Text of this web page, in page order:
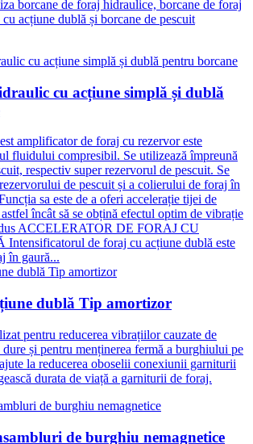
borcane de foraj hidraulice, borcane de foraj
acțiune dublă și borcane de pescuit
cu acțiune simplă și dublă
amplificator de foraj cu rezervor este
fluidului compresibil. Se utilizează împreună
respectiv super rezervorul de pescuit. Se
de pescuit și a colierului de foraj în
sa este de a oferi accelerație tijei de
încât să se obțină efectul optim de vibrație
ACCELERATOR DE FORAJ CU
de foraj cu acțiune dublă este
în gaură...
dublă Tip amortizor
pentru reducerea vibrațiilor cauzate de
și pentru menținerea fermă a burghiului pe
la reducerea oboselii conexiunii garniturii
durata de viață a garniturii de foraj.
de burghiu nemagnetice